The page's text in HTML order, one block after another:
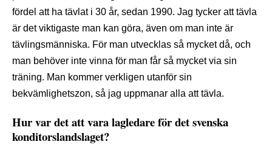
fördel att ha tävlat i 30 år, sedan 1990. Jag tycker att tävla
är det viktigaste man kan göra, även om man inte är
tävlingsmänniska. För man utvecklas så mycket då, och
man behöver inte vinna för man får så mycket via sin
träning. Man kommer verkligen utanför sin
bekvämlighetszon, så jag uppmanar alla att tävla.
Hur var det att vara lagledare för det svenska
konditorslandslaget?